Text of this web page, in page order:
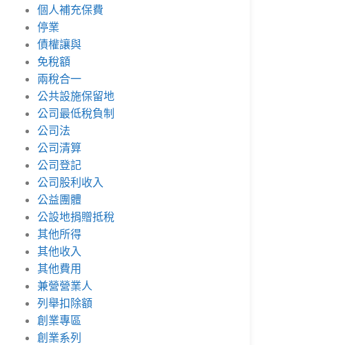
個人補充保費
停業
債權讓與
免稅額
兩稅合一
公共設施保留地
公司最低稅負制
公司法
公司清算
公司登記
公司股利收入
公益團體
公設地捐贈抵稅
其他所得
其他收入
其他費用
兼營營業人
列舉扣除額
創業專區
創業系列